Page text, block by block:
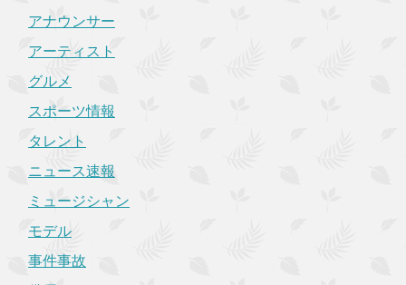
アナウンサー
アーティスト
グルメ
スポーツ情報
タレント
ニュース速報
ミュージシャン
モデル
事件事故